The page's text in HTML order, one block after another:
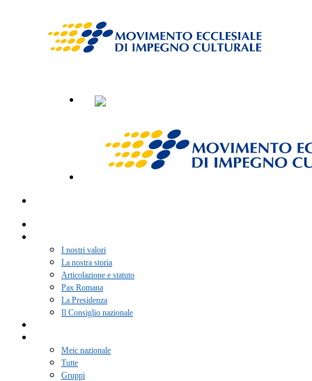
I nostri valori
La nostra storia
Articolazione e statuto
Pax Romana
La Presidenza
Il Consiglio nazionale
Meic nazionale
Tutte
Gruppi